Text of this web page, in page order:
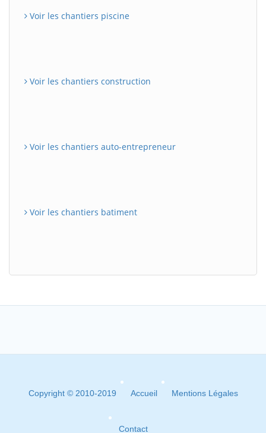
Voir les chantiers piscine
Voir les chantiers construction
Voir les chantiers auto-entrepreneur
Voir les chantiers batiment
Copyright © 2010-2019 Accueil Mentions Légales
Contact